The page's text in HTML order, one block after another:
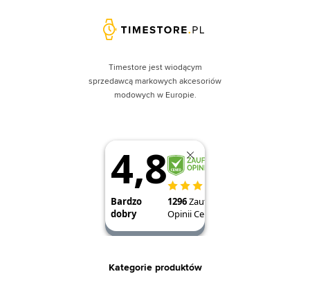
Timestore jest wiodącym
sprzedawcą markowych akcesoriów
modowych w Europie.
Kategorie produktów